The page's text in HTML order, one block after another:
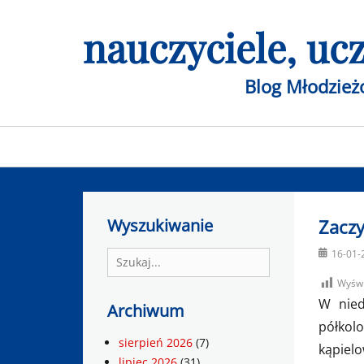
nauczyciele,
Blog
menu
Posted
16-01-
W
Wyszukiwanie
Search
for:
Archiwum
sierpień 2026 (7)